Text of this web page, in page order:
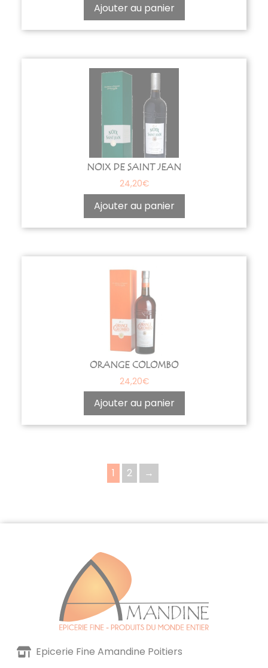
Ajouter au panier
NOIX DE SAINT JEAN
24,20€
Ajouter au panier
ORANGE COLOMBO
24,20€
Ajouter au panier
1 2 →
Epicerie Fine Amandine Poitiers